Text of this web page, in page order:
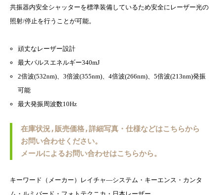
共振器内安全シャッターを標準装備しているため安全にレーザー光の
照射/停止を行うことが可能。
頑丈なレーザー設計
最大パルスエネルギー340mJ
2倍波(532nm)、3倍波(355nm)、4倍波(266nm)、5倍波(213nm)発振
可能
最大発振周波数10Hz
在庫状況,販売価格,詳細写真・仕様などはこちらから
お問い合わせください。
メールによるお問い合わせはこちらから。
キーワード（メーカー）レイチャ―システム・キーエンス・カンタ